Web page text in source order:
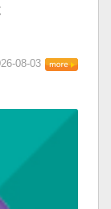
08-03